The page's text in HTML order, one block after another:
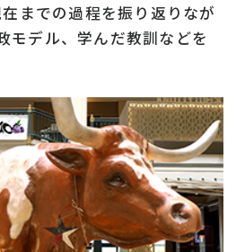
までの過程を振り返りなが
モデル、学んだ教訓などを